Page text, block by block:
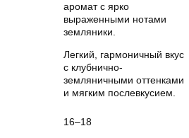
аромат с ярко
выраженными нотами
земляники.
Легкий, гармоничный вкус
с клубнично-
земляничными оттенками
и мягким послевкусием.
16–18